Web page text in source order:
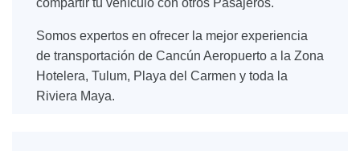
compartir tu vehículo con otros Pasajeros.
Somos expertos en ofrecer la mejor experiencia
de transportación de Cancún Aeropuerto a la Zona
Hotelera, Tulum, Playa del Carmen y toda la
Riviera Maya.